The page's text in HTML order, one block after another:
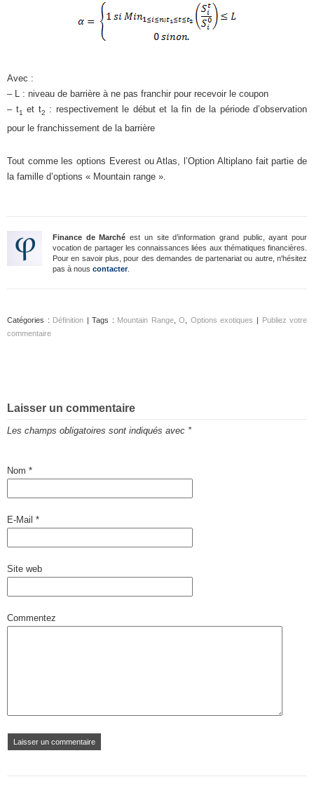
Avec :
– L : niveau de barrière à ne pas franchir pour recevoir le coupon
– t1 et t2
: respectivement le début et la fin de la période d’observation
pour le franchissement de la barrière
Tout comme les options Everest ou Atlas, l’Option Altiplano fait partie de
la famille d’options « Mountain range ».
Finance de Marché est un site d’information grand public, ayant pour
vocation de partager les connaissances liées aux thématiques financières.
Pour en savoir plus, pour des demandes de partenariat ou autre, n'hésitez
pas à nous contacter.
Catégories : Définition | Tags : Mountain Range,O Options exotiques | Publiez votre
commentaire
Laisser un commentaire
Les champs obligatoires sont indiqués avec *
Nom *
E-Mail *
Site web
Commentez